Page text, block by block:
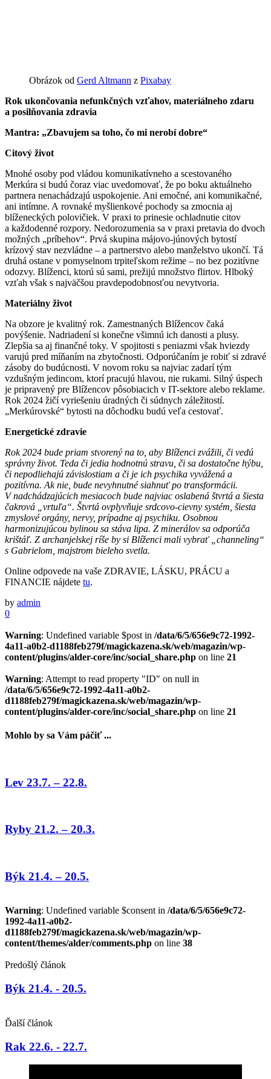
Obrázok od Gerd Altmann z Pixabay
Rok ukončovania nefunkčných vzťahov, materiálneho zdaru
a posilňovania zdravia
Mantra: „Zbavujem sa toho, čo mi nerobí dobre“
Citový život
Mnohé osoby pod vládou komunikatívneho a scestovaného
Merkúra si budú čoraz viac uvedomovať, že po boku aktuálneho
partnera nenachádzajú uspokojenie. Ani emočné, ani komunikačné,
ani intímne. A rovnaké myšlienkové pochody sa zmocnia aj
blíženeckých polovičiek. V praxi to prinesie ochladnutie citov
a každodenné rozpory. Nedorozumenia sa v praxi pretavia do dvoch
možných „príbehov“. Prvá skupina májovo-júnových bytostí
krízový stav nezvládne – a partnerstvo alebo manželstvo ukončí. Tá
druhá ostane v pomyselnom trpiteľskom režime – no bez pozitívne
odozvy. Blíženci, ktorú sú sami, prežijú množstvo flirtov. Hlboký
vzťah však s najväčšou pravdepodobnosťou nevytvoria.
Materiálny život
Na obzore je kvalitný rok. Zamestnaných Blížencov čaká
povýšenie. Nadriadení si konečne všimnú ich danosti a plusy.
Zlepšia sa aj finančné toky. V spojitosti s peniazmi však hviezdy
varujú pred míňaním na zbytočnosti. Odporúčaním je robiť si zdravé
zásoby do budúcnosti. V novom roku sa najviac zadarí tým
vzdušným jedincom, ktorí pracujú hlavou, nie rukami. Silný úspech
je pripravený pre Blížencov pôsobiacich v IT-sektore alebo reklame.
Rok 2024 žičí vyriešeniu úradných či súdnych záležitostí.
„Merkúrovské“ bytosti na dôchodku budú veľa cestovať.
Energetické zdravie
Rok 2024 bude priam stvorený na to, aby Blíženci zvážili, či vedú
správny život. Teda či jedia hodnotnú stravu, či sa dostatočne hýbu,
či nepodliehajú závislostiam a či je ich psychika vyvážená a
pozitívna. Ak nie, bude nevyhnutné siahnuť po transformácii.
V nadchádzajúcich mesiacoch bude najviac oslabená štvrtá a šiesta
čakrová „vrtuľa“. Štvrtá ovplyvňuje srdcovo-cievny systém, šiesta
zmyslové orgány, nervy, prípadne aj psychiku. Osobnou
harmonizujúcou bylinou sa stáva lipa. Z minerálov sa odporúča
krištáľ. Z archanjelskej ríše by si Blíženci mali vybrať „channeling“
s Gabrielom, majstrom bieleho svetla.
Online odpovede na vaše ZDRAVIE, LÁSKU, PRÁCU a
FINANCIE nájdete tu.
by admin
0
Warning: Undefined variable $post in /data/6/5/656e9c72-1992-
4a11-a0b2-d1188feb279f/magickazena.sk/web/magazin/wp-
content/plugins/alder-core/inc/social_share.php on line 21
Warning: Attempt to read property "ID" on null in
/data/6/5/656e9c72-1992-4a11-a0b2-
d1188feb279f/magickazena.sk/web/magazin/wp-
content/plugins/alder-core/inc/social_share.php on line 21
Mohlo by sa Vám páčiť ...
Lev 23.7. – 22.8.
Ryby 21.2. – 20.3.
Býk 21.4. – 20.5.
Warning: Undefined variable $consent in /data/6/5/656e9c72-
1992-4a11-a0b2-
d1188feb279f/magickazena.sk/web/magazin/wp-
content/themes/alder/comments.php on line 38
Predošlý článok
Býk 21.4. - 20.5.
Ďalší článok
Rak 22.6. - 22.7.